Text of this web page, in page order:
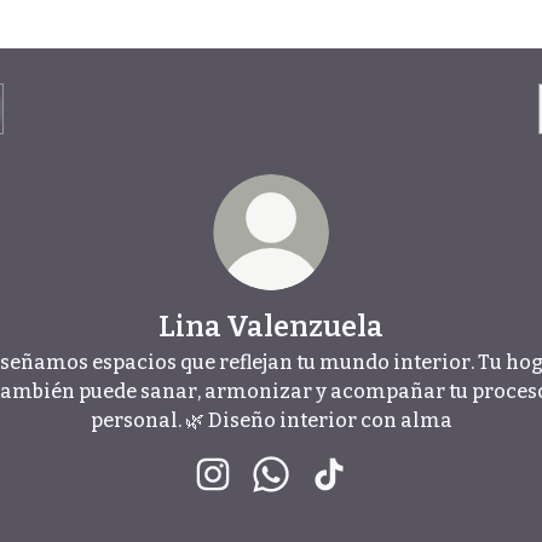
Lina Valenzuela
espacios que reflejan tu mundo interior. Tu
puede sanar, armonizar y acompañar tu
personal. 🌿 Diseño interior con alma